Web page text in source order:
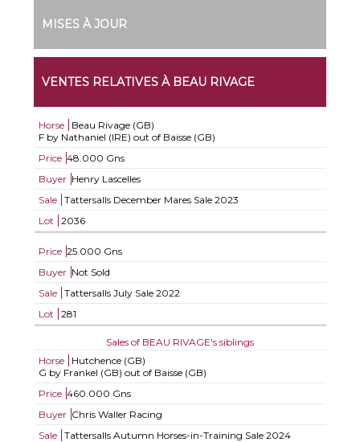
MISES À JOUR
VENTES RELATIVES À BEAU RIVAGE
Horse
Beau Rivage (GB)
F by Nathaniel (IRE) out of Baisse (GB)
Price 48.000 Gns
Buyer Henry Lascelles
Sale
Tattersalls December Mares Sale 2023
Lot
2036
Price 25.000 Gns
Buyer Not Sold
Sale
Tattersalls July Sale 2022
Lot
281
Sales of BEAU RIVAGE's siblings
Horse
Hutchence (GB)
G by Frankel (GB) out of Baisse (GB)
Price 460.000 Gns
Buyer Chris Waller Racing
Sale
Tattersalls Autumn Horses-in-Training Sale 2024